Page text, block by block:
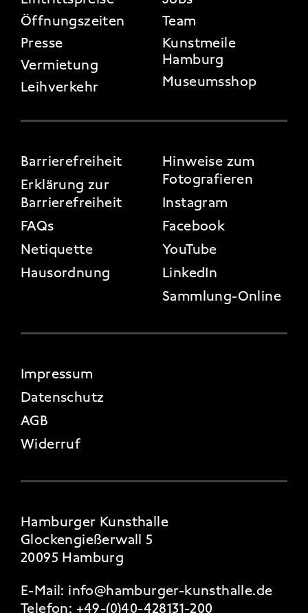
Öffnungszeiten
Presse
Vermietung
Leihverkehr
Team
Kunstmeile
Hamburg
Museumsshop
FOOTER 3
Barrierefreiheit
Erklärung zur
Barrierefreiheit
FAQs
Netiquette
Hausordnung
Hinweise zum
Fotografieren
Instagram
Facebook
YouTube
LinkedIn
Sammlung-Online
FOOTER 4
Impressum
Datenschutz
AGB
Widerruf
Hamburger Kunsthalle
Glockengießerwall 5
20095 Hamburg
E-Mail: info@hamburger-kunsthalle.de
Telefon: +49-(0)40-428131-200